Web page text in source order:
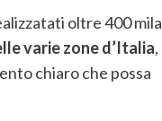
oltre 400 mila
varie zone d’Italia,
chiaro che possa